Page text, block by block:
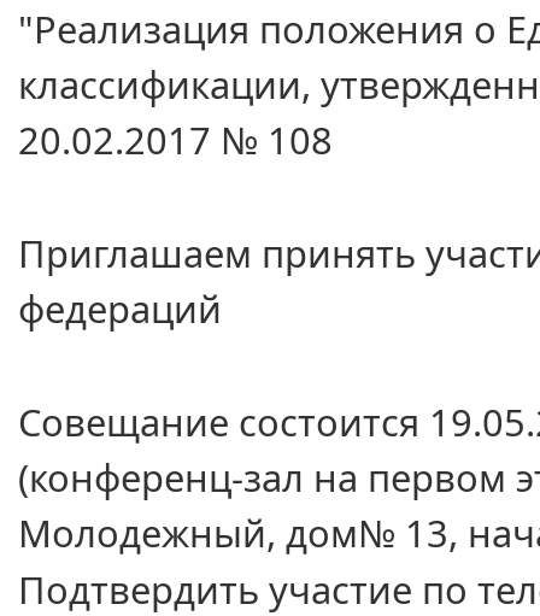
"Реализация положения о
классификации,
20.02.2017 № 108
Приглашаем принять
федераций
Совещание состоится
(конференц-зал на первом
Молодежный, дом№ 13,
Подтвердить участие по